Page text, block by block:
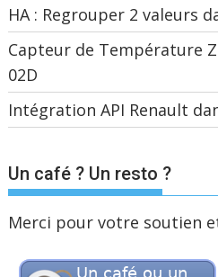
HA : Regrouper 2 valeurs
Capteur de Température
02D
Intégration API Renault
Un café ? Un resto ?
Merci pour votre soutien